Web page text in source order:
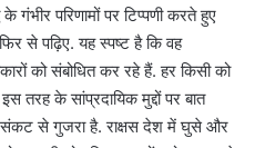
गंभीर परिणामों पर टिप्पणी करते हुए
से पढ़िए. यह स्पष्ट है कि वह
को संबोधित कर रहे हैं. हर किसी को
तरह के सांप्रदायिक मुद्दों पर बात
से गुजरा है. राक्षस देश में घुसे और